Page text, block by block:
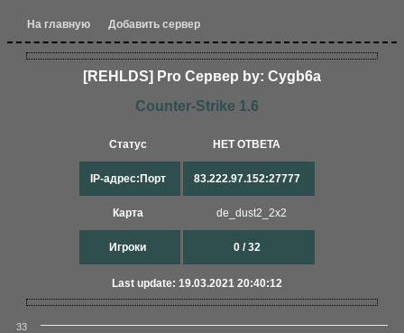
На главную Добавить сервер
[REHLDS] Pro Сервер by: Cygb6a
Counter-Strike 1.6
Статус
IP-адрес:Порт
Карта
Игроки
НЕТ ОТВЕТА
83.222.97.152:27777
de_dust2_2x2
0 / 32
Last update: 19.03.2021 20:40:12
33